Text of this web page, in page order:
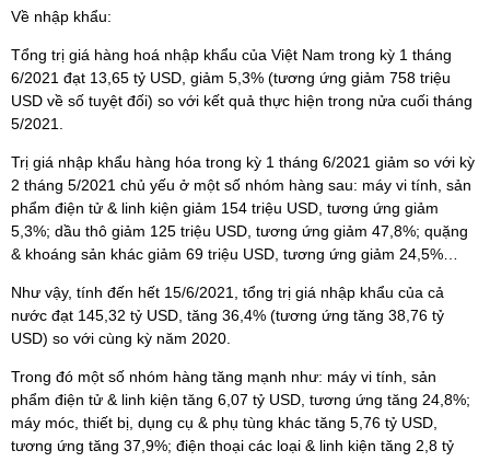
Về nhập khẩu:
Tổng trị giá hàng hoá nhập khẩu của Việt Nam trong kỳ 1 tháng
6/2021 đạt 13,65 tỷ USD, giảm 5,3% (tương ứng giảm 758 triệu
USD về số tuyệt đối) so với kết quả thực hiện trong nửa cuối tháng
5/2021.
Trị giá nhập khẩu hàng hóa trong kỳ 1 tháng 6/2021 giảm so với kỳ
2 tháng 5/2021 chủ yếu ở một số nhóm hàng sau: máy vi tính, sản
phẩm điện tử & linh kiện giảm 154 triệu USD, tương ứng giảm
5,3%; dầu thô giảm 125 triệu USD, tương ứng giảm 47,8%; quặng
& khoáng sản khác giảm 69 triệu USD, tương ứng giảm 24,5%…
Như vậy, tính đến hết 15/6/2021, tổng trị giá nhập khẩu của cả
nước đạt 145,32 tỷ USD, tăng 36,4% (tương ứng tăng 38,76 tỷ
USD) so với cùng kỳ năm 2020.
Trong đó một số nhóm hàng tăng mạnh như: máy vi tính, sản
phẩm điện tử & linh kiện tăng 6,07 tỷ USD, tương ứng tăng 24,8%;
máy móc, thiết bị, dụng cụ & phụ tùng khác tăng 5,76 tỷ USD,
tương ứng tăng 37,9%; điện thoại các loại & linh kiện tăng 2,8 tỷ